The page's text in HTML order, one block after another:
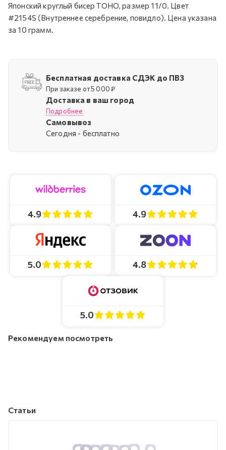
Японский круглый бисер TOHO, размер 11/0. Цвет
#2154S (Внутреннее серебрение, повидло). Цена указана
за 10 грамм.
Бесплатная доставка СДЭК до ПВЗ
При заказе от 5 000 ₽
Доставка в ваш город
Подробнее
Самовывоз
Cегодня - бесплатно
4.9 4.9
5.0 4.8
5.0
Рекомендуем посмотреть
Статьи